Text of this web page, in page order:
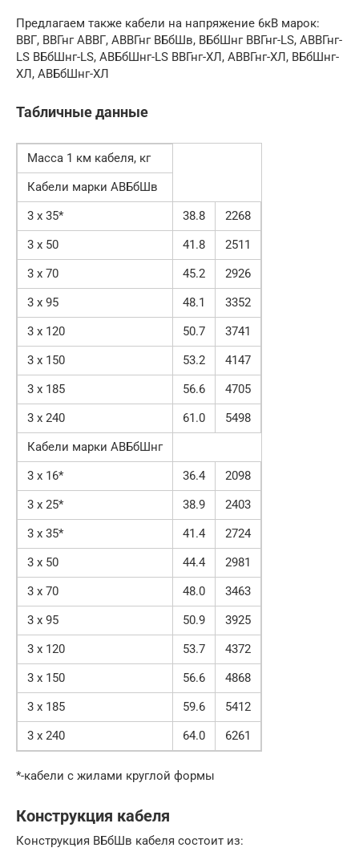
Предлагаем также кабели на напряжение 6кВ марок:
ВВГ, ВВГнг АВВГ, АВВГнг ВБбШв, ВБбШнг ВВГнг-LS, АВВГнг-
LS ВБбШнг-LS, АВБбШнг-LS ВВГнг-ХЛ, АВВГнг-ХЛ, ВБбШнг-
ХЛ, АВБбШнг-ХЛ
Табличные данные
Масса 1 км кабеля, кг
Кабели марки АВБбШв
3 x 35*
38.8
2268
3 x 50
41.8
2511
3 x 70
45.2
2926
3 x 95
48.1
3352
3 x 120
50.7
3741
3 x 150
53.2
4147
3 x 185
56.6
4705
3 x 240
61.0
5498
Кабели марки АВБбШнг
3 х 16*
36.4
2098
3 х 25*
38.9
2403
3 x 35*
41.4
2724
3 x 50
44.4
2981
3 x 70
48.0
3463
3 x 95
50.9
3925
3 x 120
53.7
4372
3 x 150
56.6
4868
3 x 185
59.6
5412
3 x 240
64.0 6261
*-кабели с жилами круглой формы
Конструкция кабеля
Конструкция ВБбШв кабеля состоит из: